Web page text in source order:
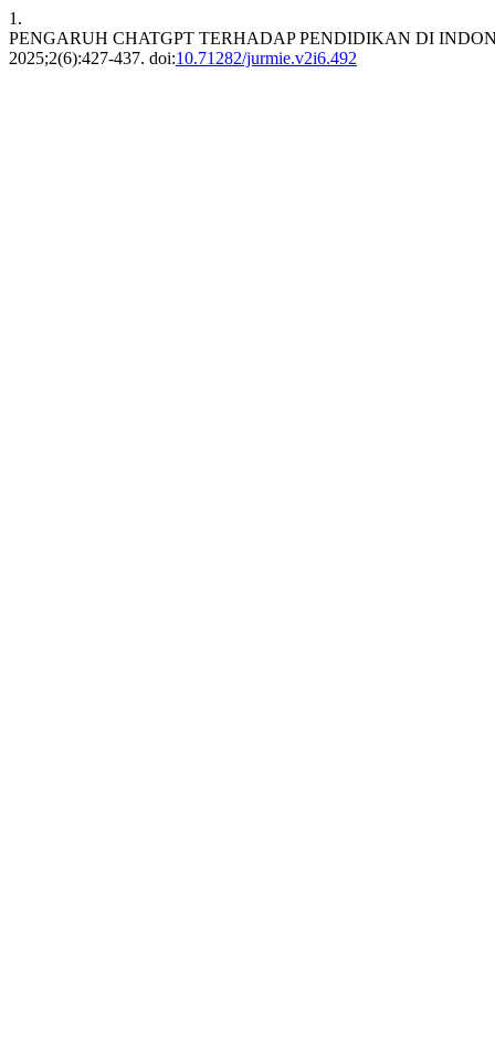
1.
PENGARUH CHATGPT TERHADAP PENDIDIKAN DI
2025;2(6):427-437. doi:10.71282/jurmie.v2i6.492